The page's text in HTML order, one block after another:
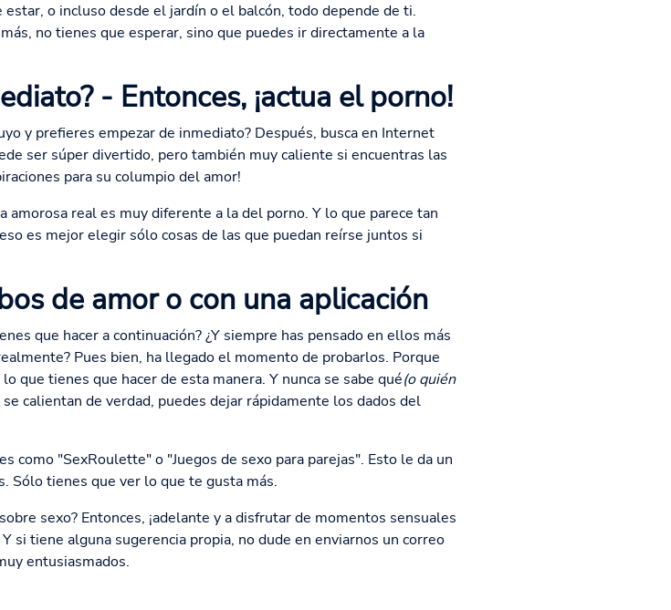
o incluso desde el jardín o el balcón, todo depende de ti.
no tienes que esperar, sino que puedes ir directamente a la
- Entonces, ¡actua el porno!
y prefieres empezar de inmediato? Después, busca en Internet
ser súper divertido, pero también muy caliente si encuentras las
para su columpio del amor!
amorosa real es muy diferente a la del porno. Y lo que parece tan
es mejor elegir sólo cosas de las que puedan reírse juntos si
de amor o con una aplicación
que hacer a continuación? ¿Y siempre has pensado en ellos más
Pues bien, ha llegado el momento de probarlos. Porque
que tienes que hacer de esta manera. Y nunca se sabe qué(o quién
calientan de verdad, puedes dejar rápidamente los dados del
como "SexRoulette" o "Juegos de sexo para parejas". Esto le da un
Sólo tienes que ver lo que te gusta más.
sexo? Entonces, ¡adelante y a disfrutar de momentos sensuales
si tiene alguna sugerencia propia, no dude en enviarnos un correo
entusiasmados.